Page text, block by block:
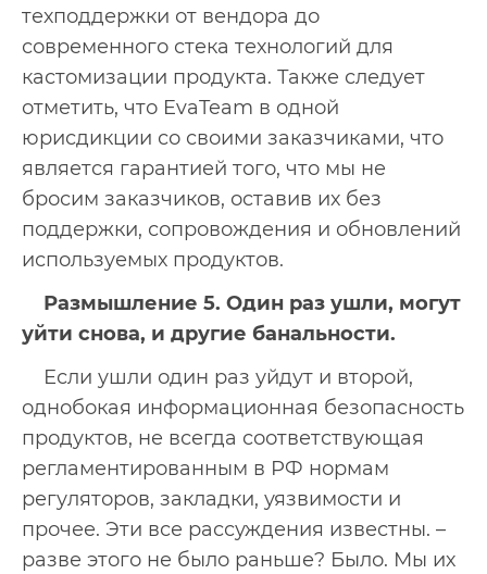
техподдержки от вендора до
современного стека технологий для
кастомизации продукта. Также следует
отметить, что EvaTeam в одной
юрисдикции со своими заказчиками, что
является гарантией того, что мы не
бросим заказчиков, оставив их без
поддержки, сопровождения и обновлений
используемых продуктов.
Размышление 5. Один раз ушли, могут
уйти снова, и другие банальности.
Если ушли один раз уйдут и второй,
однобокая информационная безопасность
продуктов, не всегда соответствующая
регламентированным в РФ нормам
регуляторов, закладки, уязвимости и
прочее. Эти все рассуждения известны. –
разве этого не было раньше? Было. Мы их